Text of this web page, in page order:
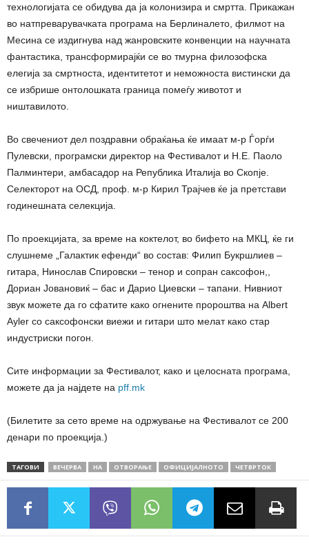
технологијата се обидува да ја колонизира и смртта. Прикажан
во натпреварувачката програма на Берлиналето, филмот на
Месина се издигнува над жанровските конвенции на научната
фантастика, трансформирајќи се во тмурна филозофска
елегија за смртноста, идентитетот и неможноста вистински да
се избрише онтолошката граница помеѓу животот и
ништавилото.
Во свечениот дел поздравни обраќања ќе имаат м-р Ѓорѓи
Пулевски, програмски директор на Фестивалот и Н.Е. Паоло
Палминтери, амбасадор на Република Италија во Скопје.
Селекторот на ОСД, проф. м-р Кирил Трајчев ќе ја претстави
годинешната селекција.
По проекцијата, за време на коктелот, во бифето на МКЦ, ќе ги
слушнеме „Галактик ефенди“ во состав: Филип Букршлиев –
гитара, Нинослав Спировски – тенор и сопран саксофон,,
Дориан Јовановиќ – бас и Дарио Циевски – тапани. Нивниот
звук можете да го сфатите како огнените пророштва на Albert
Ayler со саксофонски виежи и гитари што мелат како стар
индустриски погон.
Сите информации за Фестивалот, како и целосната програма,
можете да ја најдете на pff.mk
(Билетите за сето време на одржување на Фестивалот се 200
денари по проекција.)
ТАГОВИ ВЕЧЕРВА НА ОТВОРАЊЕ ОФИЦИЈАЛНОТО ЧЕТВРТОК